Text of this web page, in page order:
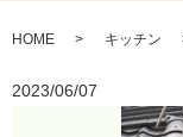
HOME キッチン
2023/06/07